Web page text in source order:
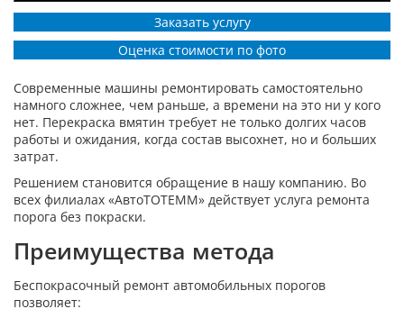
Заказать услугу
Оценка стоимости по фото
Современные машины ремонтировать самостоятельно
намного сложнее, чем раньше, а времени на это ни у кого
нет. Перекраска вмятин требует не только долгих часов
работы и ожидания, когда состав высохнет, но и больших
затрат.
Решением становится обращение в нашу компанию. Во
всех филиалах «АвтоТОТЕММ» действует услуга ремонта
порога без покраски.
Преимущества метода
Беспокрасочный ремонт автомобильных порогов
позволяет: